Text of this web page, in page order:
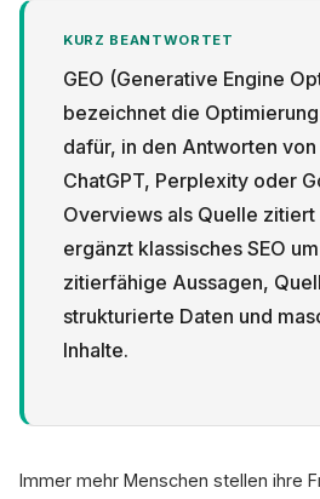
KURZ BEANTWORTET
GEO (Generative Engine
bezeichnet die
dafür, in den Antworten
ChatGPT, Perplexity oder
Overviews als Quelle zitiert
ergänzt klassisches SEO
zitierfähige Aussagen,
strukturierte Daten und
Inhalte.
Immer mehr Menschen stellen ihre